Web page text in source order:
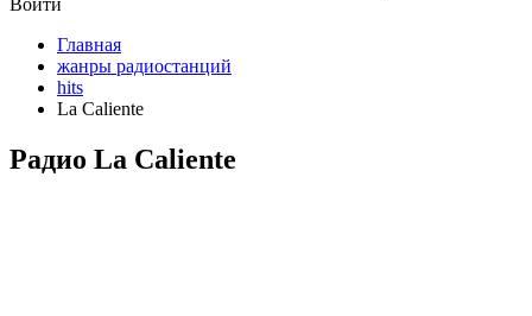
Войти
Главная
жанры радиостанций
hits
La Caliente
Радио La Caliente